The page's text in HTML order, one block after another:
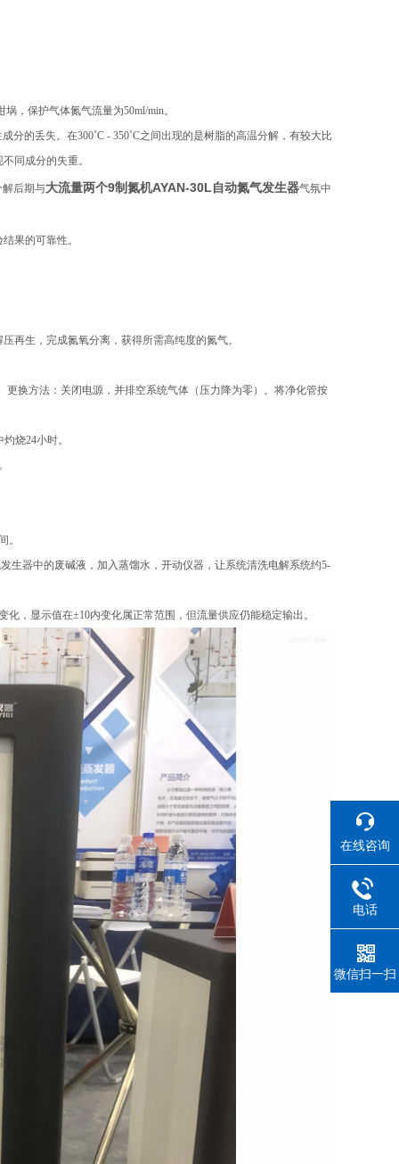
，保护气体氮气流量为50ml/min。
分的丢失。在300˚C - 350˚C之间出现的是树脂的高温分解，有较大比
同成分的失重。
解后期与大流量两个9制氮机AYAN-30L自动氮气发生器气氛中
果的可靠性。
再生，完成氮氧分离，获得所需高纯度的氮气。
换方法：关闭电源，并排空系统气体（压力降为零）。将净化管按
烧24小时。
。
生器中的废碱液，加入蒸馏水，开动仪器，让系统清洗电解系统约5-
，显示值在±10内变化属正常范围，但流量供应仍能稳定输出。
在线咨询
电话
微信扫一扫